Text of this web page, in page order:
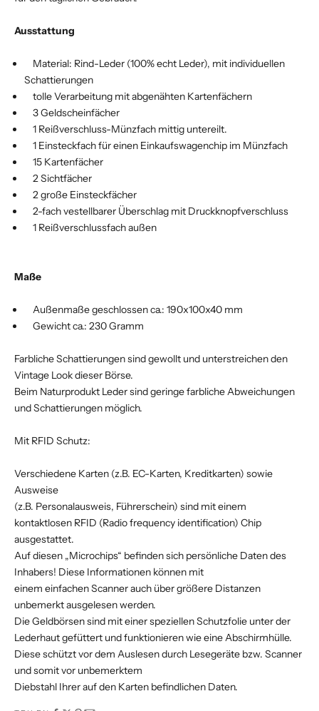
Ausstattung
Material: Rind-Leder (100% echt Leder), mit individuellen
Schattierungen
tolle Verarbeitung mit abgenähten Kartenfächern
3 Geldscheinfächer
1 Reißverschluss-Münzfach mittig untereilt.
1 Einsteckfach für einen Einkaufswagenchip im Münzfach
15 Kartenfächer
2 Sichtfächer
2 große Einsteckfächer
2-fach vestellbarer Überschlag mit Druckknopfverschluss
1 Reißverschlussfach außen
Maße
Außenmaße geschlossen ca.: 190x100x40 mm
Gewicht ca.: 230 Gramm
Farbliche Schattierungen sind gewollt und unterstreichen den
Vintage Look dieser Börse.
Beim Naturprodukt Leder sind geringe farbliche Abweichungen
und Schattierungen möglich.
Mit RFID Schutz:
Verschiedene Karten (z.B. EC-Karten, Kreditkarten) sowie
Ausweise
(z.B. Personalausweis, Führerschein) sind mit einem
kontaktlosen RFID (Radio frequency identification) Chip
ausgestattet.
Auf diesen „Microchips“ befinden sich persönliche Daten des
Inhabers! Diese Informationen können mit
einem einfachen Scanner auch über größere Distanzen
unbemerkt ausgelesen werden.
Die Geldbörsen sind mit einer speziellen Schutzfolie unter der
Lederhaut gefüttert und funktionieren wie eine Abschirmhülle.
Diese schützt vor dem Auslesen durch Lesegeräte bzw. Scanner
und somit vor unbemerktem
Diebstahl Ihrer auf den Karten befindlichen Daten.